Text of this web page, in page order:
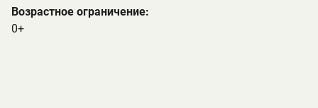
Возрастное ограничение:
0+